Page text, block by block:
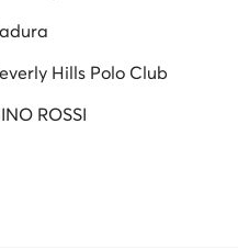
Hills Polo Club
ROSSI